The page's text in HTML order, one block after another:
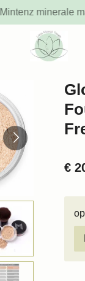
Mintenz minerale
€